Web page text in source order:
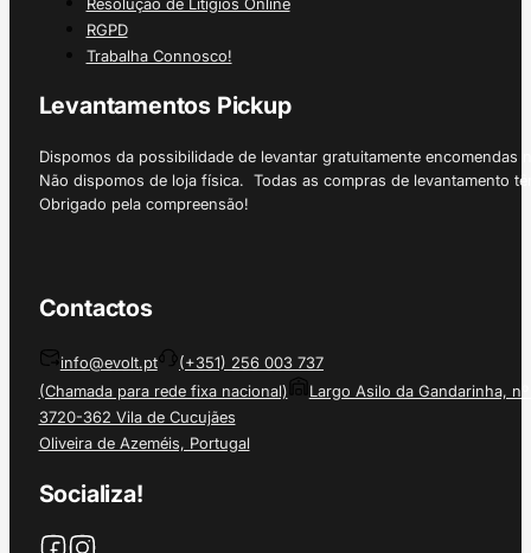
RGPD
Trabalha Connosco!
Levantamentos Pickup
Dispomos da possibilidade de levantar gratuitamente
Não dispomos de loja física. Todas as compras de levantamento
Obrigado pela compreensão!
Contactos
info@evolt.pt
(+351) 256 003 737
(Chamada para rede fixa nacional)
Largo Asilo da Gandarinha, nº
3720-362 Vila de Cucujães
Oliveira de Azeméis, Portugal
Socializa!